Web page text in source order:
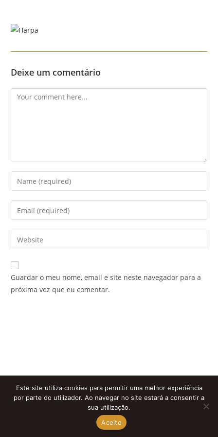
content
Deixe um comentário
Comment
Enter
your
name
comment
Enter
your
email
address
comment
Enter
your
website
URL
Guardar o meu nome, email e site neste navegador para a
próxima vez que eu comentar.
Este site utiliza cookies para permitir uma melhor experiência
por parte do utilizador. Ao navegar no site estará a consentir a
sua utilização.
Aceito